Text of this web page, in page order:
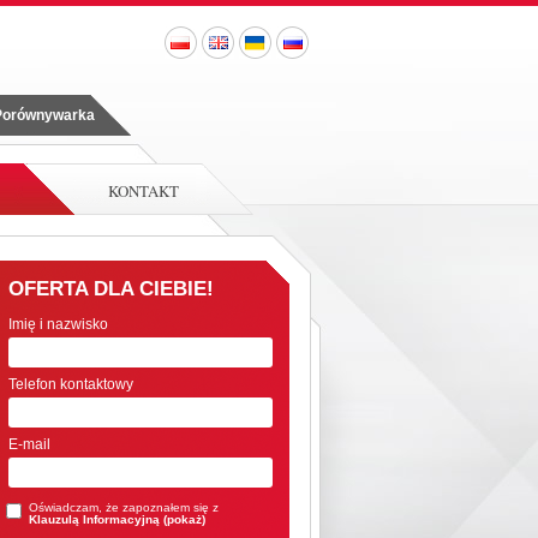
KONTAKT
OFERTA DLA CIEBIE!
Imię i nazwisko
Telefon kontaktowy
E-mail
Oświadczam, że zapoznałem się z
Klauzulą Informacyjną (pokaż)